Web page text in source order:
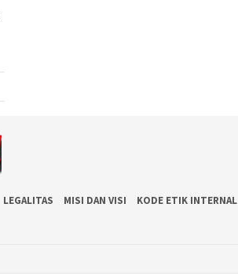
LEGALITAS MISI DAN VISI
KODE ETIK INTERNAL